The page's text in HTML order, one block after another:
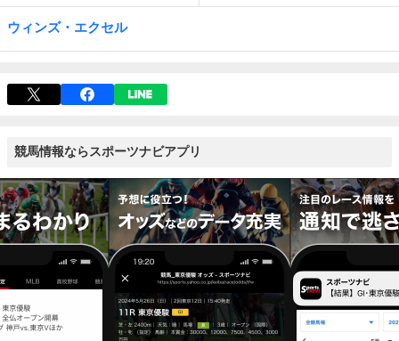
ウィンズ・エクセル
競馬情報ならスポーツナビアプリ